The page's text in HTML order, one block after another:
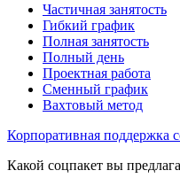
Частичная занятость
Гибкий график
Полная занятость
Полный день
Проектная работа
Сменный график
Вахтовый метод
Корпоративная поддержка
Какой соцпакет вы